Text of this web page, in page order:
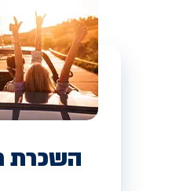
השכרת